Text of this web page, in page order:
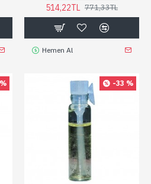
514,22TL 771,33TL
Hemen Al
-33 %